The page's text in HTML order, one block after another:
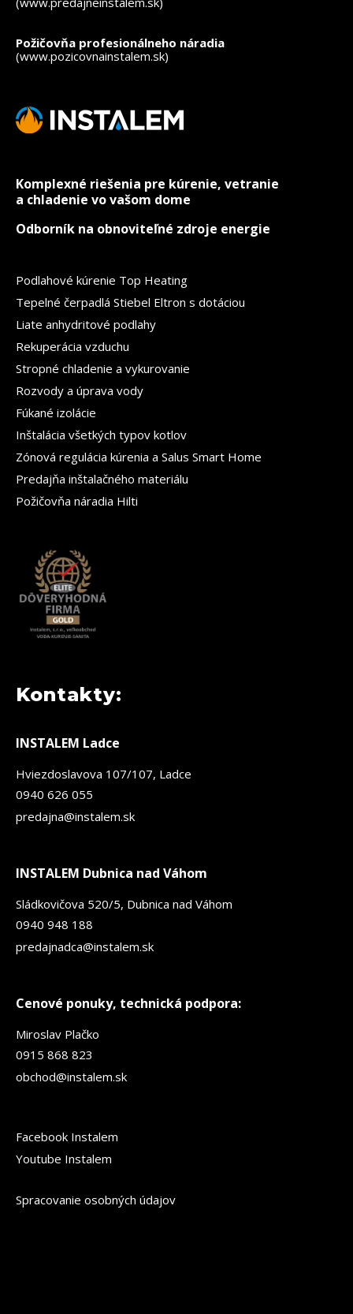
Komplexné riešenia pre kúrenie, vetranie
a chladenie vo vašom dome
Odborník na obnoviteľné zdroje energie
Podlahové kúrenie Top Heating
Tepelné čerpadlá Stiebel Eltron s dotáciou
Liate anhydritové podlahy
Rekuperácia vzduchu
Stropné chladenie a vykurovanie
Rozvody a úprava vody
Fúkané izolácie
Inštalácia všetkých typov kotlov
Zónová regulácia kúrenia a Salus Smart Home
Predajňa inštalačného materiálu
Požičovňa náradia Hilti
Kontakty:
INSTALEM Ladce
Hviezdoslavova 107/107, Ladce
0940 626 055
predajna@instalem.sk
INSTALEM Dubnica nad Váhom
Sládkovičova 520/5, Dubnica nad Váhom
0940 948 188
predajnadca@instalem.sk
Cenové ponuky, technická podpora:
Miroslav Plačko
0915 868 823
obchod@instalem.sk
Facebook Instalem
Youtube Instalem
Spracovanie osobných údajov
Požičovňa profesionálneho náradia
(www.pozicovnainstalem.sk)